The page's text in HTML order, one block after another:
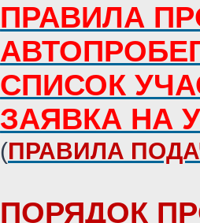
ПРАВИЛА
СПИСОК
ЗАЯВКА НА
(ПРАВИЛА
ПОРЯДОК